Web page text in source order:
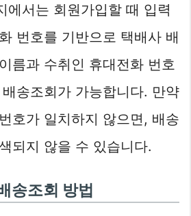
에서는 회원가입할 때 입력
번호를 기반으로 택배사 배
름과 수취인 휴대전화 번호
송조회가 가능합니다. 만약
호가 일치하지 않으면, 배송
되지 않을 수 있습니다.
송조회 방법